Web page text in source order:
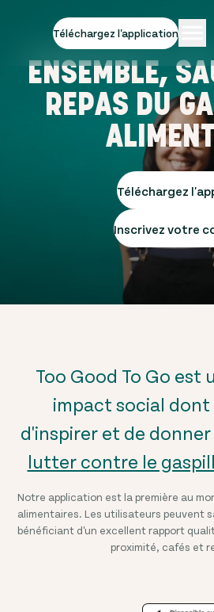
Téléchargez l'application
ENSEMBLE,
REPAS DU
Téléchargez
Inscrivez votre
Too Good To Go est
impact social dont
d'inspirer et de
lutter contre le
Notre application est la première au
alimentaires. Les utilisateurs peuvent
bénéficiant d'un excellent rapport
proximité, cafés et